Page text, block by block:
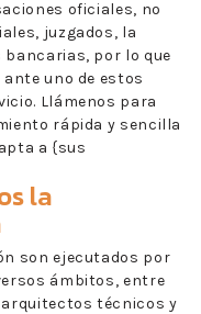
oficiales, no
juzgados, la
por lo que
uno de estos
Llámenos para
rápida y sencilla
a {sus
la
son ejecutados por
ámbitos, entre
técnicos y